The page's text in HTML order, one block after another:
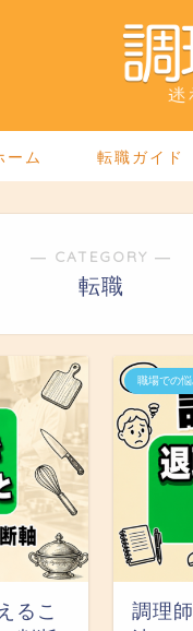
ーム 転職ガイド
― CATEGORY ―
転職
るこ
職場での
調理